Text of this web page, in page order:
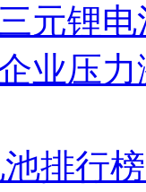
元锂
业压
排行